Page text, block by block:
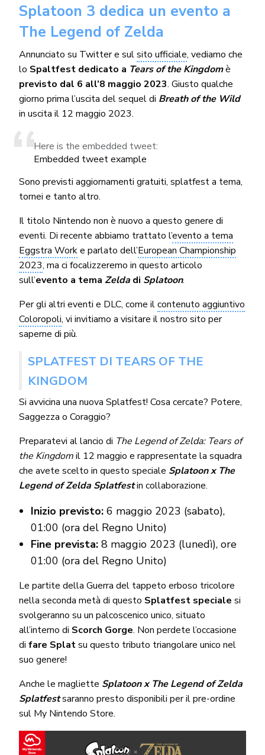
Splatoon 3 dedica un evento a
The Legend of Zelda
Annunciato su Twitter e sulsito ufficiale, vediamo che
lo Spaltfest dedicato a Tears of the Kingdomè
previsto dal 6 all’8 maggio 2023. Giusto qualche
giorno prima l’uscita del sequel di Breath of the Wild
in uscita il 12 maggio 2023.
Here is the embedded tweet:
Embedded tweet example
Sono previsti aggiornamenti gratuiti, splatfest a tema,
tornei e tanto altro.
Il titolo Nintendo non è nuovo a questo genere di
eventi. Di recente abbiamo trattato l’evento a tema
Eggstra Worke parlato dell’European Championship
2023, ma ci focalizzeremo in questo articolo
sull’evento a temaZelda di Splatoon.
Per gli altri eventi e DLC, come ilcontenuto aggiuntivo
Coloropoli, vi invitiamo a visitare il nostro sito per
saperne di più.
SPLATFEST DI TEARS OF THE
KINGDOM
Si avvicina una nuova Splatfest! Cosa cercate? Potere,
Saggezza o Coraggio?
Preparatevi al lancio di The Legend of Zelda: Tears of
the Kingdomil 12 maggio e rappresentate la squadra
che avete scelto in questo speciale Splatoon x The
Legend of Zelda Splatfestin collaborazione.
Inizio previsto:6 maggio 2023 (sabato),
01:00 (ora del Regno Unito)
Fine prevista:8 maggio 2023 (lunedì), ore
01:00 (ora del Regno Unito)
Le partite della Guerra del tappeto erboso tricolore
nella seconda metà di questo Splatfest speciale si
svolgeranno su un palcoscenico unico, situato
all’interno di Scorch Gorge. Non perdete l’occasione
di fare Splatsu questo tributo triangolare unico nel
suo genere!
Anche le magliette Splatoon x The Legend of Zelda
Splatfestsaranno presto disponibili per il pre-ordine
sul My Nintendo Store.